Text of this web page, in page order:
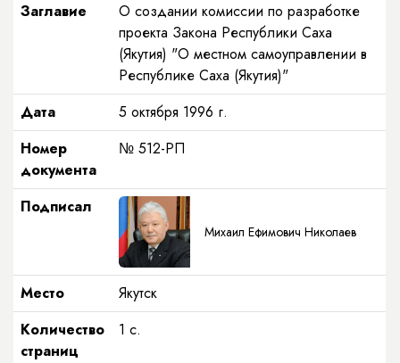
Заглавие
О создании комиссии по разработке
проекта Закона Республики Саха
(Якутия) "О местном самоуправлении в
Республике Саха (Якутия)"
Дата
5 октября 1996 г.
Номер
документа
№ 512-РП
Подписал
Михаил Ефимович Николаев
Место
Якутск
Количество
страниц
1 с.